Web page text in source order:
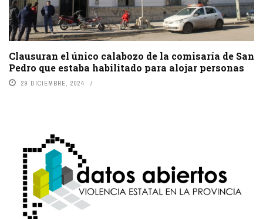
Clausuran el único calabozo de la comisaría de San
Pedro que estaba habilitado para alojar personas
29 DICIEMBRE, 2024